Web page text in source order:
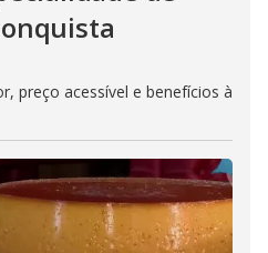
preço acessível e benefícios à